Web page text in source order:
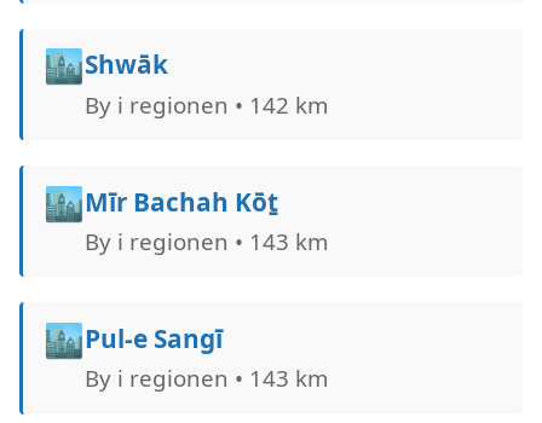
🏙️Shwāk
By i regionen • 142 km
🏙️Mīr Bachah Kōṯ
By i regionen • 143 km
🏙️Pul-e Sangī
By i regionen • 143 km